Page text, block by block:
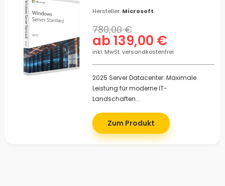
Hersteller: Microsoft
ab 139,00 €
780,00 €
inkl. MwSt. versandkostenfrei
2025 Server Datacenter: Maximale
Leistung für moderne IT-
Landschaften...
Zum Produkt